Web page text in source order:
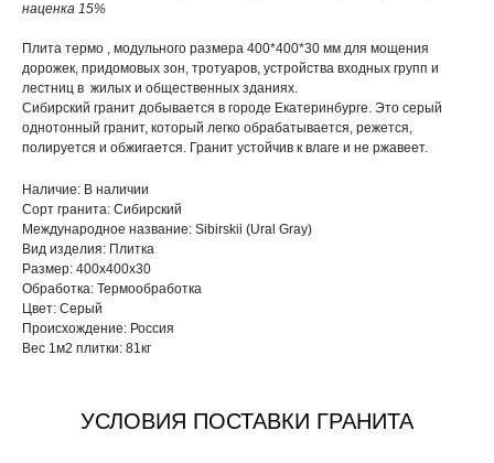
наценка 15%
Плита термо , модульного размера 400*400*30 мм для мощения
дорожек, придомовых зон, тротуаров, устройства входных групп и
лестниц в жилых и общественных зданиях.
Сибирский гранит добывается в городе Екатеринбурге. Это серый
однотонный гранит, который легко обрабатывается, режется,
полируется и обжигается. Гранит устойчив к влаге и не ржавеет.
Наличие: В наличии
Сорт гранита: Сибирский
Международное название: Sibirskii (Ural Gray)
Вид изделия: Плитка
Размер: 400х400х30
Обработка: Термообработка
Цвет: Серый
Происхождение: Россия
Вес 1м2 плитки: 81кг
УСЛОВИЯ ПОСТАВКИ ГРАНИТА